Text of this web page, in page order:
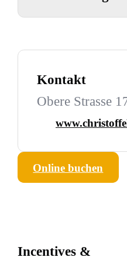
Kontakt
Obere Strasse
Online buchen
Incentives &